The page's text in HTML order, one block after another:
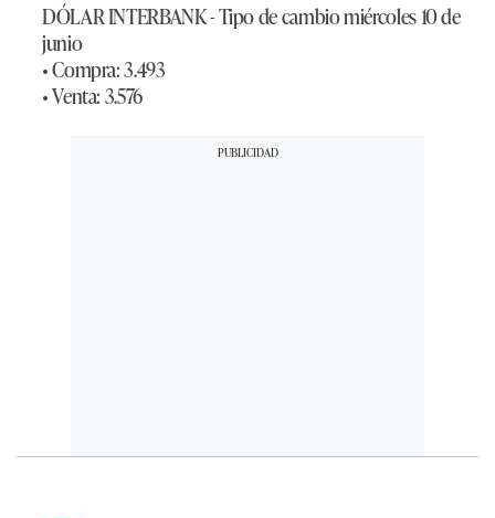
DÓLAR INTERBANK - Tipo de cambio miércoles 10 de
junio
• Compra: 3.493
• Venta: 3.576